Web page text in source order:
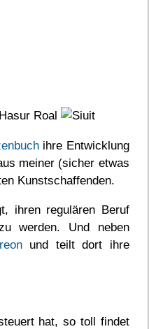
ihre Entwicklung
meiner (sicher etwas
Kunstschaffenden.
ihren regulären Beruf
werden. Und neben
und teilt dort ihre
hat, so toll findet